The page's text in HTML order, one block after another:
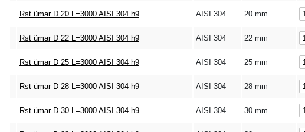
Rst ümar D 20 L=3000 AISI 304 h9 AISI 304 20 mm
Rst ümar D 22 L=3000 AISI 304 h9 AISI 304 22 mm
Rst ümar D 25 L=3000 AISI 304 h9 AISI 304 25 mm
Rst ümar D 28 L=3000 AISI 304 h9 AISI 304 28 mm
Rst ümar D 30 L=3000 AISI 304 h9 AISI 304 30 mm